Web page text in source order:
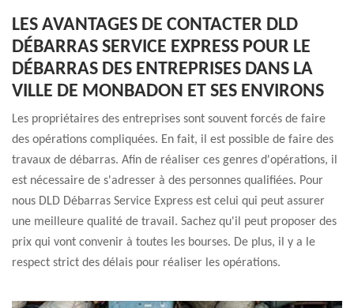
LES AVANTAGES DE CONTACTER DLD
DÉBARRAS SERVICE EXPRESS POUR LE
DÉBARRAS DES ENTREPRISES DANS LA
VILLE DE MONBADON ET SES ENVIRONS
Les propriétaires des entreprises sont souvent forcés de faire
des opérations compliquées. En fait, il est possible de faire des
travaux de débarras. Afin de réaliser ces genres d'opérations, il
est nécessaire de s'adresser à des personnes qualifiées. Pour
nous DLD Débarras Service Express est celui qui peut assurer
une meilleure qualité de travail. Sachez qu'il peut proposer des
prix qui vont convenir à toutes les bourses. De plus, il y a le
respect strict des délais pour réaliser les opérations.